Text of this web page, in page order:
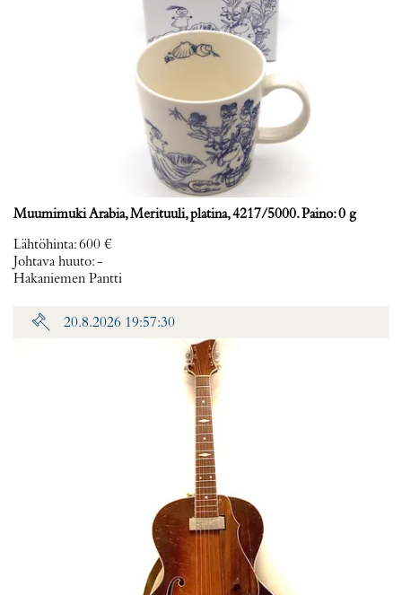
Muumimuki Arabia, Merituuli, platina, 4217/5000. Paino: 0 g
Lähtöhinta:600 €
Johtava huuto:-
Hakaniemen Pantti
20.8.2026 19:57:30